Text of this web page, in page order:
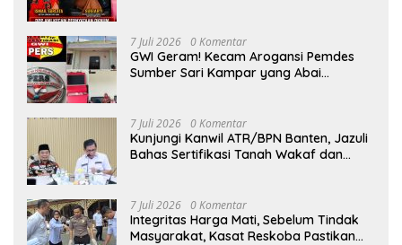
7 Juli 2026 0 Komentar
GWI Geram! Kecam Arogansi Pemdes
Sumber Sari Kampar yang Abai
7 Juli 2026 0 Komentar
Kunjungi Kanwil ATR/BPN Banten, Jazuli
Bahas Sertifikasi Tanah Wakaf dan
7 Juli 2026 0 Komentar
Integritas Harga Mati, Sebelum Tindak
Masyarakat, Kasat Reskoba Pastikan